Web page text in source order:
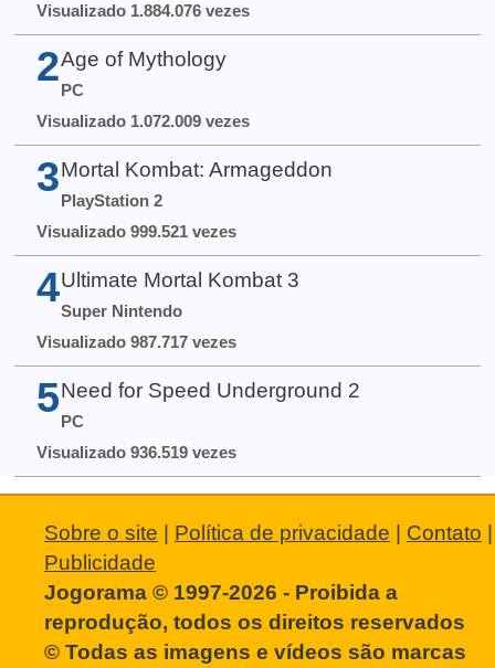
Visualizado 1.884.076 vezes
2 Age of Mythology
PC
Visualizado 1.072.009 vezes
3 Mortal Kombat: Armageddon
PlayStation 2
Visualizado 999.521 vezes
4 Ultimate Mortal Kombat 3
Super Nintendo
Visualizado 987.717 vezes
5 Need for Speed Underground 2
PC
Visualizado 936.519 vezes
Sobre o site | Política de privacidade | Contato |
Publicidade
Jogorama © 1997-2026 - Proibida a
reprodução, todos os direitos reservados
© Todas as imagens e vídeos são marcas